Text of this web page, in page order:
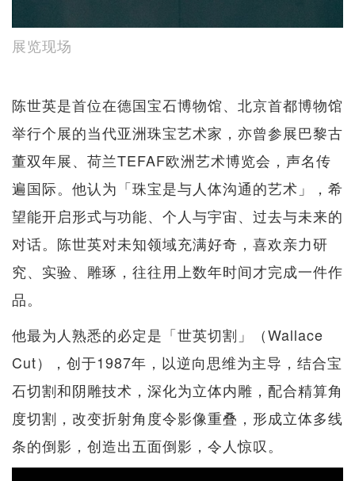
展览现场
陈世英是首位在德国宝石博物馆、北京首都博物馆
举行个展的当代亚洲珠宝艺术家，亦曾参展巴黎古
董双年展、荷兰TEFAF欧洲艺术博览会，声名传
遍国际。他认为「珠宝是与人体沟通的艺术」，希
望能开启形式与功能、个人与宇宙、过去与未来的
对话。陈世英对未知领域充满好奇，喜欢亲力研
究、实验、雕琢，往往用上数年时间才完成一件作
品。
他最为人熟悉的必定是「世英切割」（Wallace
Cut），创于1987年，以逆向思维为主导，结合宝
石切割和阴雕技术，深化为立体内雕，配合精算角
度切割，改变折射角度令影像重叠，形成立体多线
条的倒影，创造出五面倒影，令人惊叹。